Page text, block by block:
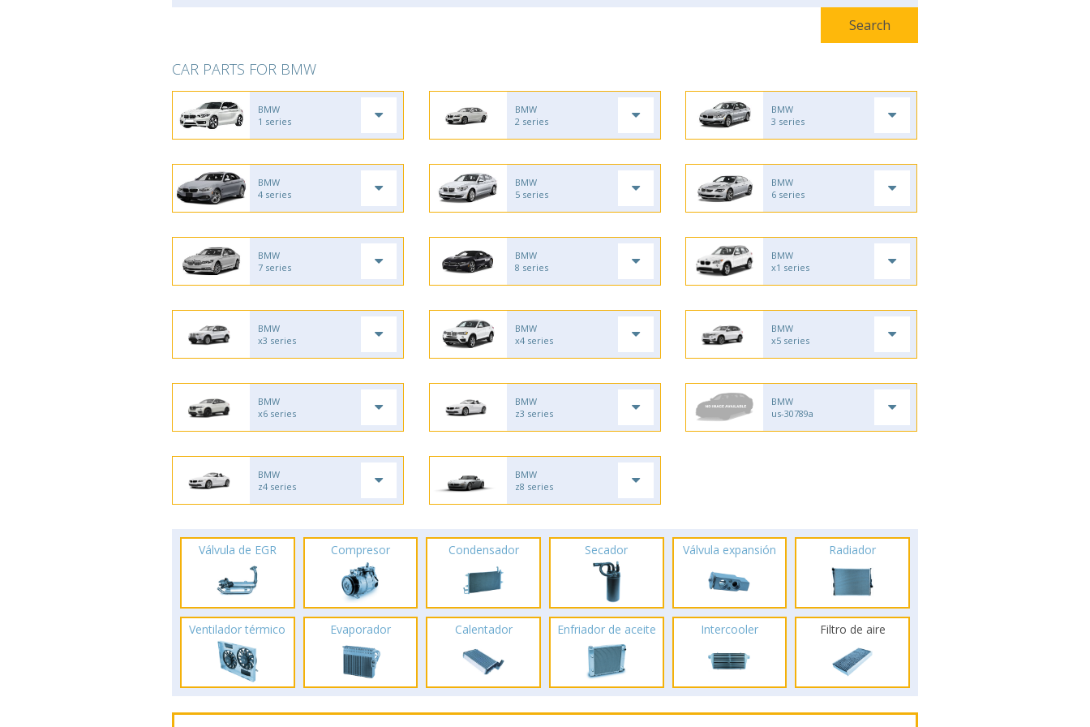
CAR PARTS FOR BMW
BMW
1 series
BMW
2 series
BMW
3 series
BMW
4 series
BMW
5 series
BMW
6 series
BMW
7 series
BMW
8 series
BMW
x1 series
BMW
x3 series
BMW
x4 series
BMW
x5 series
BMW
x6 series
BMW
z3 series
BMW
us-30789a
BMW
z4 series
BMW
z8 series
Válvula de EGR Compresor Condensador Secador Válvula expansión Radiador
Ventilador térmico Evaporador Calentador Enfriador de aceite Intercooler Filtro de aire